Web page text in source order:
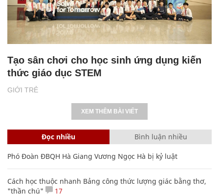
GIỚI TRẺ
Tạo sân chơi cho học sinh ứng dụng kiến
thức giáo dục STEM
XEM THÊM BÀI VIẾT
Đọc nhiều Bình luận nhiều
Phó Đoàn ĐBQH Hà Giang Vương Ngọc Hà bị kỷ luật
Cách học thuộc nhanh Bảng công thức lượng giác bằng thơ,
"thần chú"
17